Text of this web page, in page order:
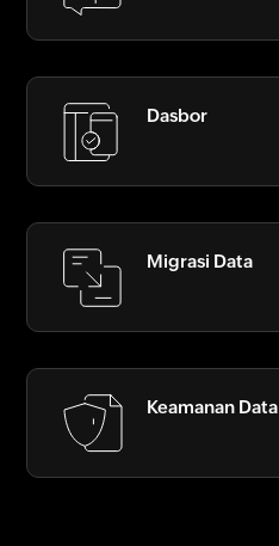
Dasbor
Migrasi Data
Keamanan Data